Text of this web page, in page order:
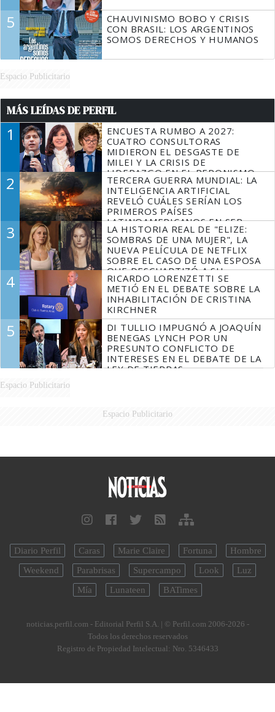
5
CHAUVINISMO BOBO Y CRISIS
CON BRASIL: LOS ARGENTINOS
SOMOS DERECHOS Y HUMANOS
Espacio Publicitario
MÁS LEÍDAS DE PERFIL
1
ENCUESTA RUMBO A 2027:
CUATRO CONSULTORAS
MIDIERON EL DESGASTE DE
MILEI Y LA CRISIS DE
LIDERAZGO EN EL PERONISMO
2
TERCERA GUERRA MUNDIAL: LA
INTELIGENCIA ARTIFICIAL
REVELÓ CUÁLES SERÍAN LOS
PRIMEROS PAÍSES
LATINOAMERICANOS EN SER
DERROTADOS
3
LA HISTORIA REAL DE "ELIZE:
SOMBRAS DE UNA MUJER", LA
NUEVA PELÍCULA DE NETFLIX
SOBRE EL CASO DE UNA ESPOSA
QUE DESCUARTIZÓ A SU
MARIDO
4
RICARDO LORENZETTI SE
METIÓ EN EL DEBATE SOBRE LA
INHABILITACIÓN DE CRISTINA
KIRCHNER
5
DI TULLIO IMPUGNÓ A JOAQUÍN
BENEGAS LYNCH POR UN
PRESUNTO CONFLICTO DE
INTERESES EN EL DEBATE DE LA
LEY DE TIERRAS
Espacio Publicitario
Espacio Publicitario
Diario Perfil Caras Marie Claire Fortuna
Hombre
Weekend
Parabrisas Supercampo Look
Luz
Mía
Lunateen BATimes
noticias.perfil.com - Editorial Perfil S.A. | © Perfil.com 2006-2026 -
Todos los derechos reservados
Registro de Propiedad Intelectual: Nro. 5346433